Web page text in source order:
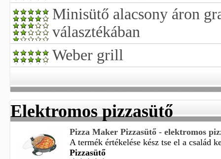
Minisütő alacsony áron
választékában
Weber grill
Elektromos pizzasütő
Pizza Maker Pizzasütő - elektromos
A termék értékelése kész tse el a család
Pizzasütő